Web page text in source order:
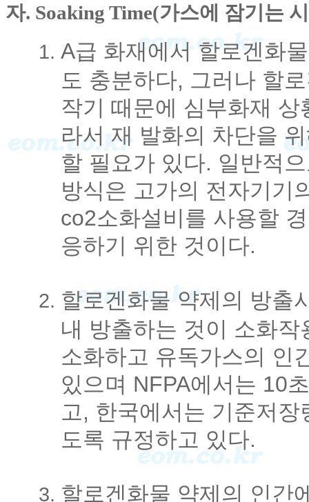
자. Soaking Time(가스에 잠기는
A급 화재에서 할로겐화
도 충분하다, 그러나 할
작기 때문에 심부화재
라서 재 발화의 차단을
할 필요가 있다. 일반적
방식은 고가의 전자기기
co2소화설비를 사용할
응하기 위한 것이다.
할로겐화물 약제의 방출
내 방출하는 것이 소화
소화하고 유독가스의 인
있으며 NFPA에서는 10
고, 한국에서는 기준저
도록 규정하고 있다.
할로겐화물 약제의 인간